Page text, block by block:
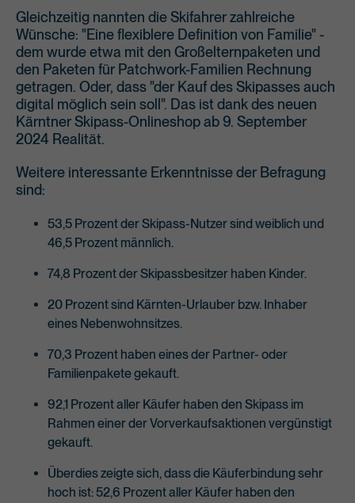
Gleichzeitig nannten die Skifahrer zahlreiche
Wünsche: "Eine flexiblere Definition von Familie" -
dem wurde etwa mit den Großelternpaketen und
den Paketen für Patchwork-Familien Rechnung
getragen. Oder, dass "der Kauf des Skipasses auch
digital möglich sein soll". Das ist dank des neuen
Kärntner Skipass-Onlineshop ab 9. September
2024 Realität.
Weitere interessante Erkenntnisse der Befragung
sind:
53,5 Prozent der Skipass-Nutzer sind weiblich und
46,5 Prozent männlich.
74,8 Prozent der Skipassbesitzer haben Kinder.
20 Prozent sind Kärnten-Urlauber bzw. Inhaber
eines Nebenwohnsitzes.
70,3 Prozent haben eines der Partner- oder
Familienpakete gekauft.
92,1 Prozent aller Käufer haben den Skipass im
Rahmen einer der Vorverkaufsaktionen vergünstigt
gekauft.
Überdies zeigte sich, dass die Käuferbindung sehr
hoch ist: 52,6 Prozent aller Käufer haben den